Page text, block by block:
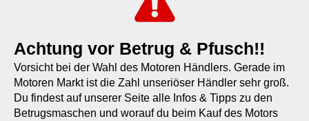
Achtung vor Betrug & Pfusch!!
Vorsicht bei der Wahl des Motoren Händlers. Gerade im
Motoren Markt ist die Zahl unseriöser Händler sehr groß.
Du findest auf unserer Seite alle Infos & Tipps zu den
Betrugsmaschen und worauf du beim Kauf des Motors